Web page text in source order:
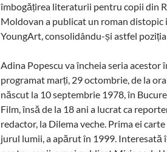
îmbogățirea literaturii pentru copii din
Moldovan a publicat un roman
YoungArt, consolidându-și astfel
Adina Popescu va încheia seria
programat marți, 29 octombrie, de la
născut la 10 septembrie 1978, în
Film, însă de la 18 ani a lucrat ca
redactor, la Dilema veche. Prima ei
jurul lumii, a apărut în 1999.